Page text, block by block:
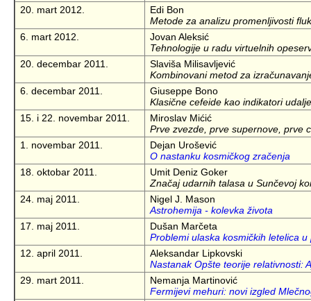
20. mart 2012.
Edi Bon
Metode za analizu promenljivosti
6. mart 2012.
Jovan Aleksić
Tehnologije u radu virtuelnih
20. decembar 2011.
Slaviša Milisavljević
Kombinovani metod za
6. decembar 2011.
Giuseppe Bono
Klasične cefeide kao indikatori
15. i 22. novembar 2011.
Miroslav Mićić
Prve zvezde, prve supernove, prve
1. novembar 2011.
Dejan Urošević
O nastanku kosmičkog zračenja
18. oktobar 2011.
Umit Deniz Goker
Značaj udarnih talasa u Sunčevoj
24. maj 2011.
Nigel J. Mason
Astrohemija - kolevka života
17. maj 2011.
Dušan Marčeta
Problemi ulaska kosmičkih letelica
12. april 2011.
Aleksandar Lipkovski
Nastanak Opšte teorije relativnosti:
29. mart 2011.
Nemanja Martinović
Fermijevi mehuri: novi izgled